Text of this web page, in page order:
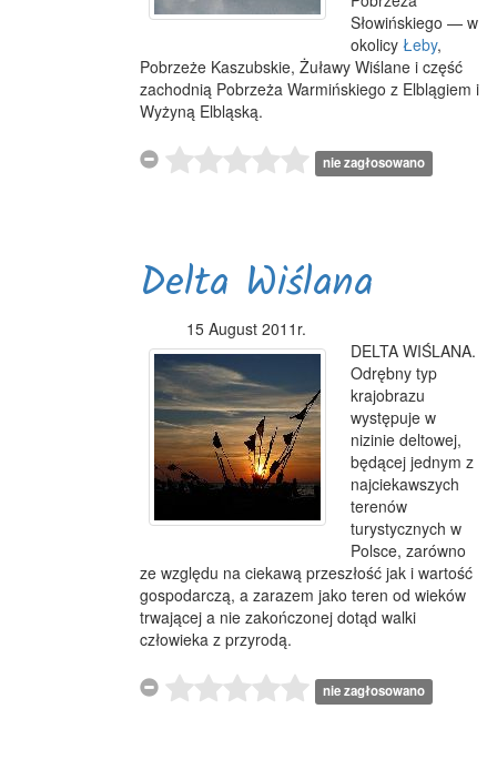
Słowińskiego — w
okolicy Łeby,
Pobrzeże Kaszubskie, Żuławy Wiślane i część
zachodnią Pobrzeża Warmińskiego z Elblągiem i
Wyżyną Elbląską.
nie zagłosowano
Delta Wiślana
15 August 2011r.
DELTA WIŚLANA.
Odrębny typ
krajobrazu
występuje w
nizinie deltowej,
będącej jednym z
najciekawszych
terenów
turystycznych w
Polsce, zarówno
ze względu na ciekawą przeszłość jak i wartość
gospodarczą, a zarazem jako teren od wieków
trwającej a nie zakończonej dotąd walki
człowieka z przyrodą.
nie zagłosowano